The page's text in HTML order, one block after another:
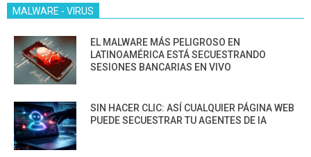
MALWARE - VIRUS
EL MALWARE MÁS PELIGROSO EN
LATINOAMÉRICA ESTÁ SECUESTRANDO
SESIONES BANCARIAS EN VIVO
SIN HACER CLIC: ASÍ CUALQUIER PÁGINA WEB
PUEDE SECUESTRAR TU AGENTES DE IA